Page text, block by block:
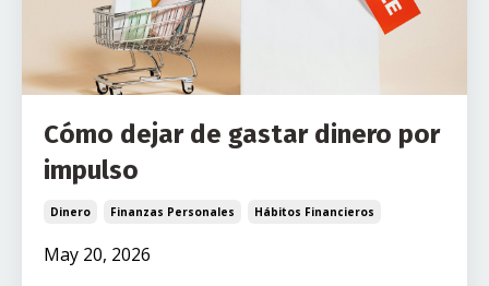
Cómo dejar de gastar dinero por
impulso
Dinero Finanzas Personales Hábitos Financieros
May 20, 2026